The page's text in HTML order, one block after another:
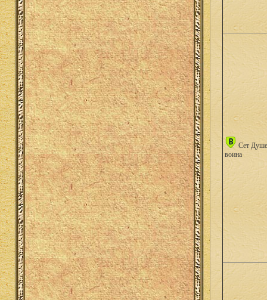
Сет
воина